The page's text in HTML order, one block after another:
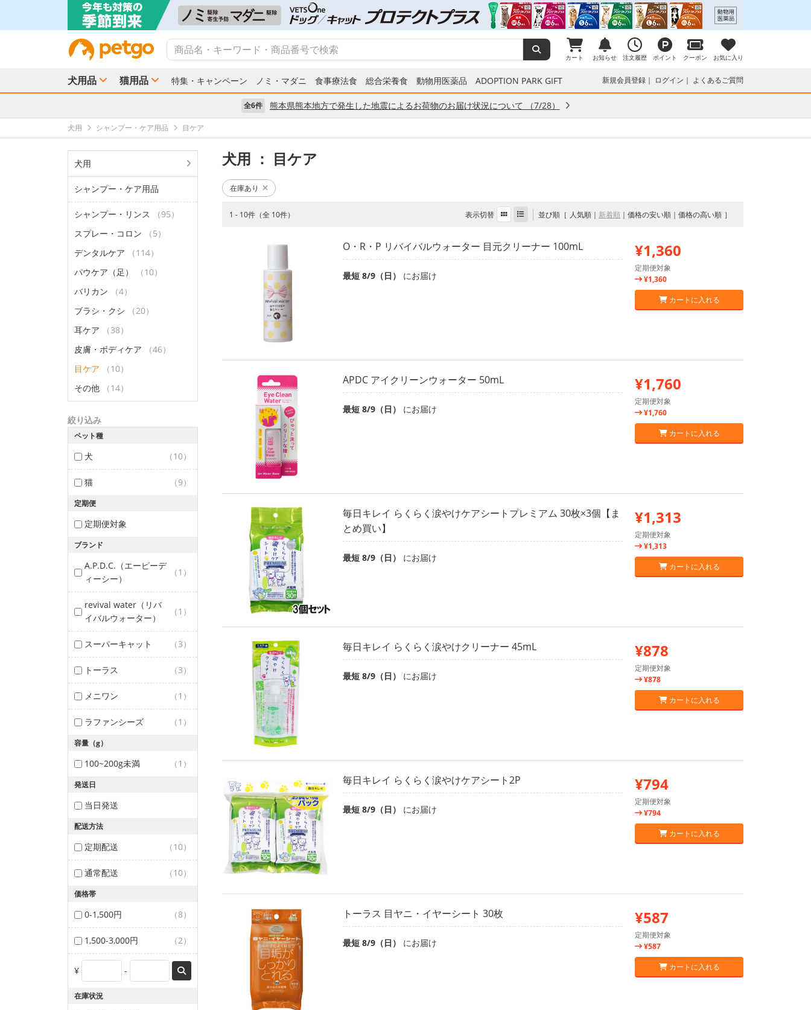
カート お知らせ 注文履歴 ポイント クーポン お気に入り
犬用品 猫用品 特集・キャンペーン ノミ・マダニ 食事療法食 総合栄養食 動物用医薬品 ADOPTION PARK GIFT 新規会員登録 ログイン よくあるご質問
全6件 熊本県熊本地方で発生した地震によるお荷物のお届け状況について （7/28）
犬用 シャンプー・ケア用品 目ケア
犬用
シャンプー・ケア用品
シャンプー・リンス
（95）
スプレー・コロン
（5）
デンタルケア
（114）
パウケア（足）
（10）
バリカン
（4）
ブラシ・クシ
（20）
耳ケア
（38）
皮膚・ボディケア
（46）
目ケア
（10）
その他
（14）
絞り込み
ペット種
犬 （10）
猫 （9）
定期便
定期便対象
ブランド
A.P.D.C.（エーピーデ
ィーシー）
（1）
revival water（リバ
イバルウォーター）
（1）
スーパーキャット （3）
トーラス （3）
メニワン （1）
ラファンシーズ （1）
容量（g）
100~200g未満 （1）
発送日
当日発送
配送方法
定期配送 （10）
通常配送 （10）
価格帯
0-1,500円 （8）
1,500-3,000円 （2）
¥ -
在庫状況
犬用 ： 目ケア
在庫あり
1 - 10件（全 10件） 表示切替 並び順 人気順 新着順 価格の安い順 価格の高い順
O・R・P リバイバルウォーター 目元クリーナー 100mL
最短 8/9（日） にお届け
¥1,360
定期便対象
¥1,360
カートに入れる
APDC アイクリーンウォーター 50mL
最短 8/9（日） にお届け
¥1,760
定期便対象
¥1,760
カートに入れる
毎日キレイ らくらく涙やけケアシートプレミアム 30枚×3個【ま
とめ買い】
最短 8/9（日） にお届け
¥1,313
定期便対象
¥1,313
カートに入れる
毎日キレイ らくらく涙やけクリーナー 45mL
最短 8/9（日） にお届け
¥878
定期便対象
¥878
カートに入れる
毎日キレイ らくらく涙やけケアシート2P
最短 8/9（日） にお届け
¥794
定期便対象
¥794
カートに入れる
トーラス 目ヤニ・イヤーシート 30枚
最短 8/9（日） にお届け
¥587
定期便対象
¥587
カートに入れる